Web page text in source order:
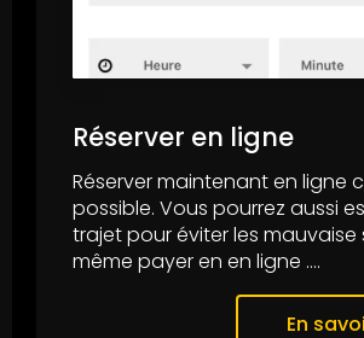
Réserver en ligne
Réserver maintenant en ligne
possible. Vous pourrez aussi
trajet pour éviter les mauvaise
même payer en en ligne ....
En